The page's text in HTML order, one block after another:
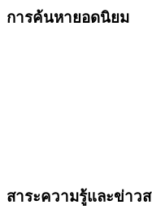
การค้นหายอดนิยม
สาระความรู้และข่าว